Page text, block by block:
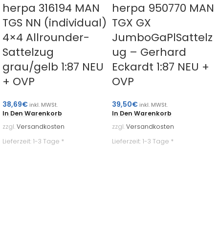
herpa 316194 MAN
TGS NN (individual)
4×4 Allrounder-
Sattelzug
grau/gelb 1:87 NEU
+ OVP
38,69€ inkl. MWSt.
In Den Warenkorb
zzgl.Versandkosten
Lieferzeit: 1-3 Tage *
herpa 950770 MAN
TGX GX
JumboGaPlSattelz
ug – Gerhard
Eckardt 1:87 NEU +
OVP
39,50€ inkl. MWSt.
In Den Warenkorb
zzgl.Versandkosten
Lieferzeit: 1-3 Tage *